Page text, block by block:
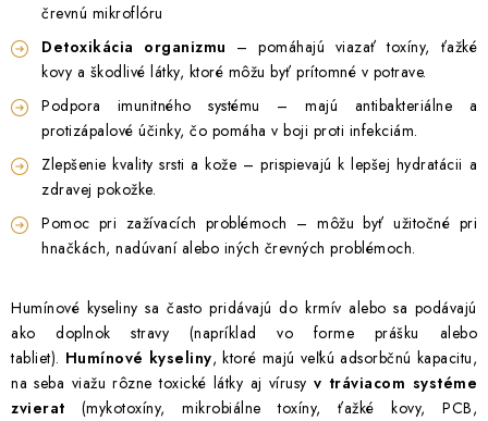
črevnú mikroflóru
Detoxikácia organizmu – pomáhajú viazať toxíny, ťažké
kovy a škodlivé látky, ktoré môžu byť prítomné v potrave.
Podpora imunitného systému – majú antibakteriálne a
protizápalové účinky, čo pomáha v boji proti infekciám.
Zlepšenie kvality srsti a kože – prispievajú k lepšej hydratácii a
zdravej pokožke.
Pomoc pri zažívacích problémoch – môžu byť užitočné pri
hnačkách, nadúvaní alebo iných črevných problémoch.
Humínové kyseliny sa často pridávajú do krmív alebo sa podávajú
ako doplnok stravy (napríklad vo forme prášku alebo
tabliet). Humínové kyseliny, ktoré majú veľkú adsorbčnú kapacitu,
na seba viažu rôzne toxické látky aj vírusy v tráviacom systéme
zvierat (mykotoxíny,mikrobiálne toxíny, ťažké kovy, PCB,